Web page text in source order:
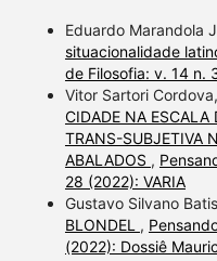
Eduardo Marandola
situacionalidade
de Filosofia: v. 14 n.
Vitor Sartori
CIDADE NA ESCALA
TRANS-SUBJETIVA
ABALADOS ,
28 (2022): VARIA
Gustavo Silvano
BLONDEL ,
(2022): Dossiê